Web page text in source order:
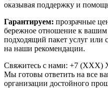
оказывая поддержку и
Гарантируем: прозрачные
бережное отношение к
подходящий пакет услуг или
на наши рекомендации.
Свяжитесь с нами: +7 (XXX)
Мы готовы ответить на все
организации достойного